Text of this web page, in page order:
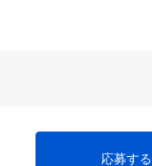
応募する